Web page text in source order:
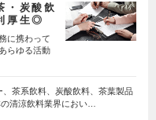
・炭酸飲
厚生◎
に携わって
らゆる活動
、茶系飲料、炭酸飲料、茶葉製品
清涼飲料業界におい…